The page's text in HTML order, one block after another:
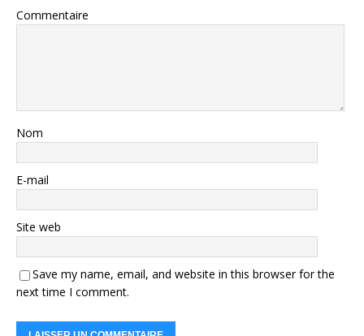
Commentaire
Nom
E-mail
Site web
Save my name, email, and website in this browser for the
next time I comment.